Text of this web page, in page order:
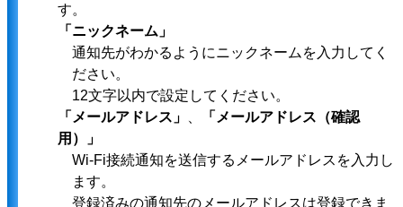
す。
「ニックネーム」
通知先がわかるようにニックネームを入力してく
ださい。
12文字以内で設定してください。
「メールアドレス」
「メールアドレス（確認
用）」
Wi-Fi接続通知を送信するメールアドレスを入力し
ます。
登録済みの通知先のメールアドレスは登録できま